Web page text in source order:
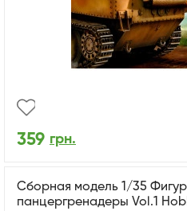
359 грн.
Сборная модель 1/35
панцергренадеры Vol.1